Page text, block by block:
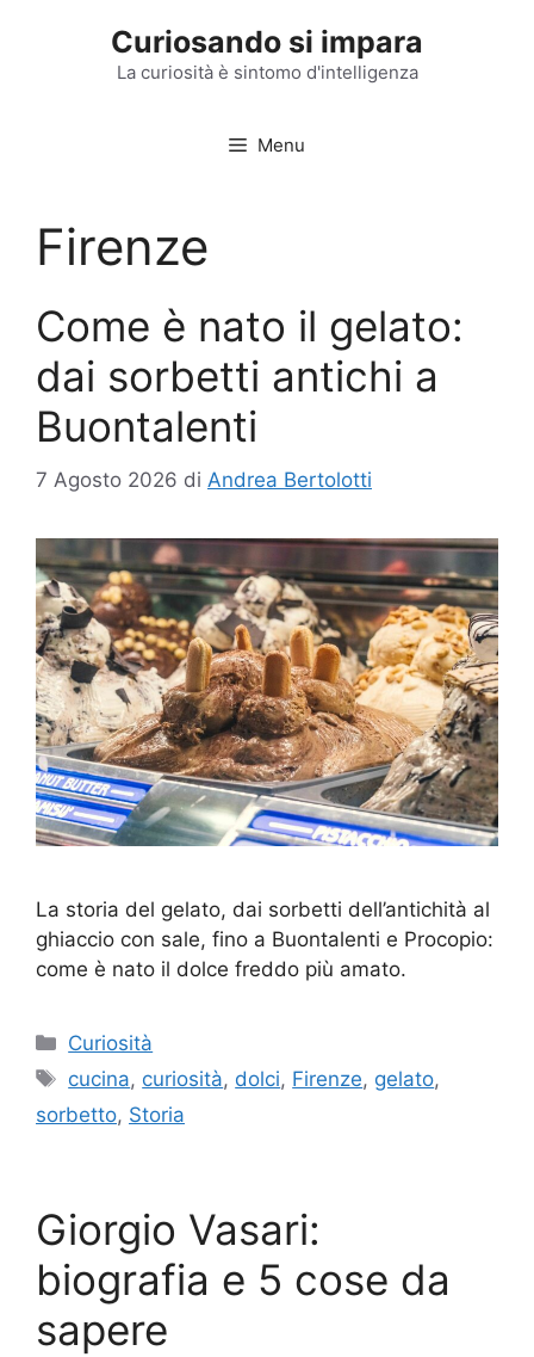
Curiosando si impara
La curiosità è sintomo d'intelligenza
Menu
Firenze
Come è nato il gelato:
dai sorbetti antichi a
Buontalenti
7 Agosto 2026 di Andrea Bertolotti
La storia del gelato, dai sorbetti dell’antichità al
ghiaccio con sale, fino a Buontalenti e Procopio:
come è nato il dolce freddo più amato.
Categorie
Curiosità
Tag
cucina, curiosità, dolci, Firenze, gelato,
sorbetto, Storia
Giorgio Vasari:
biografia e 5 cose da
sapere